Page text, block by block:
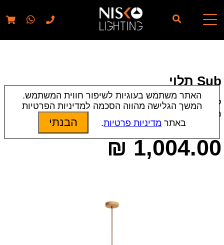
// elementor template for pages - should also ignore woo
pages!!
Sub תלוי
קטגוריות:חדשים|מנורות תלייה|תאורת פנים
מק״ט:
22120
1,004.00
₪
האתר משתמש בעוגיות לשיפור חווית המשתמש.
המשך הגלישה מהווה הסכמה למדיניות הפרטיות
באתר מדיניות פרטיות. הבנתי